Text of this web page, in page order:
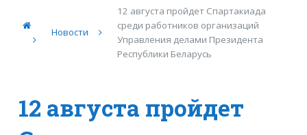
Новости
12 августа пройдет Спартакиада
среди работников организаций
Управления делами Президента
Республики Беларусь
12 августа пройдет